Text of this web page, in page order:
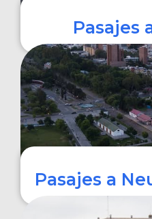
Pasajes
Pasajes a